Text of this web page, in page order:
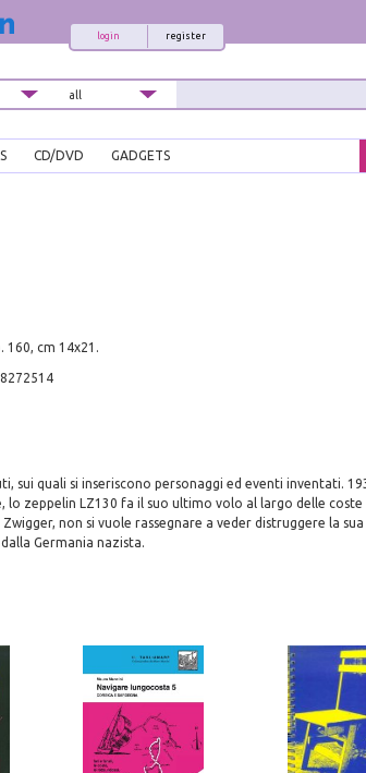
register
login
CD/DVD GADGETS
160, cm 14x21.
sui quali si inseriscono personaggi ed eventi inventati.
lo zeppelin LZ130 fa il suo ultimo volo al largo delle coste
non si vuole rassegnare a veder distruggere la
Germania nazista.